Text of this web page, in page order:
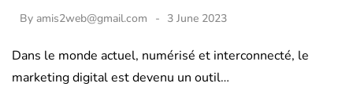
By amis2web@gmail.com 3 June 2023
Dans le monde actuel, numérisé et interconnecté, le
marketing digital est devenu un outil…